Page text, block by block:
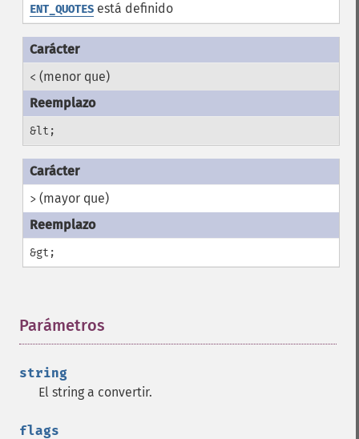
ENT_QUOTESestá definido
< (menor que)
&lt;
>(mayor que)
&gt;
Parámetros
string
El string a convertir.
flags